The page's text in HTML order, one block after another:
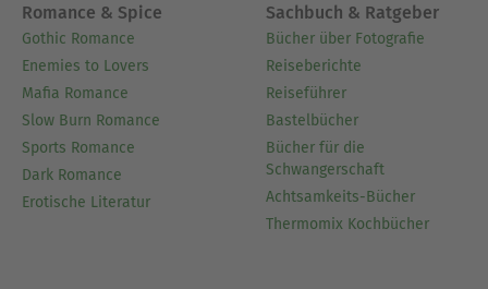
Romance & Spice
Gothic Romance
Enemies to Lovers
Mafia Romance
Slow Burn Romance
Sports Romance
Dark Romance
Erotische Literatur
Sachbuch & Ratgeber
Bücher über Fotografie
Reiseberichte
Reiseführer
Bastelbücher
Bücher für die
Schwangerschaft
Achtsamkeits-Bücher
Thermomix Kochbücher